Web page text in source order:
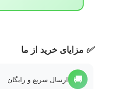
✅ مزایای خرید از ما
🚚 ارسال سریع و رایگان